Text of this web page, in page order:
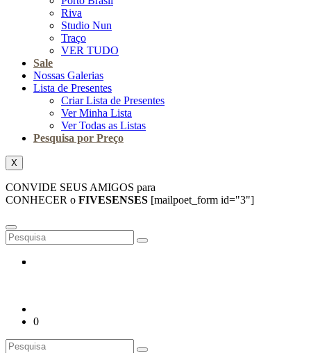
Riva
Studio Nun
Traço
VER TUDO
Sale
Nossas Galerias
Lista de Presentes
Criar Lista de Presentes
Ver Minha Lista
Ver Todas as Listas
Pesquisa por Preço
X
CONVIDE SEUS AMIGOS para
CONHECER o FIVESENSES [mailpoet_form id="3"]
0